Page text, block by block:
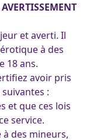
et averti. Il
à des
18 ans.
avoir pris
:
et que ces lois
service.
des mineurs,